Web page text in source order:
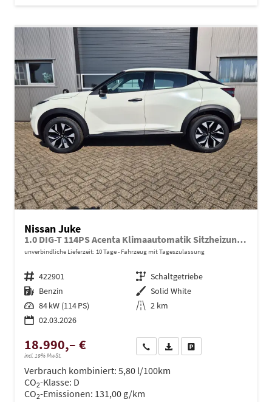
Nissan Juke
1.0 DIG-T 114PS Acenta Klimaautomatik Sitzheizung Rückf.Kamera Bluetooth Touchscreen wireless Apple CarPlay Android Auto
unverbindliche Lieferzeit: 10 Tage Fahrzeug mit Tageszulassung
Fahrzeugnr. 422901 Getriebe Schaltgetriebe
Kraftstoff Benzin Außenfarbe Solid White
Leistung 84 kW (114 PS) Kilometerstand 2 km
02.03.2026
18.990,– €
incl. 19% MwSt.
Wir rufen Sie anPDF-Datei, Fahrzeugexposé
Verbrauch kombiniert: 5,80 l/100km
CO2-Klasse: D
CO2-Emissionen: 131,00 g/km